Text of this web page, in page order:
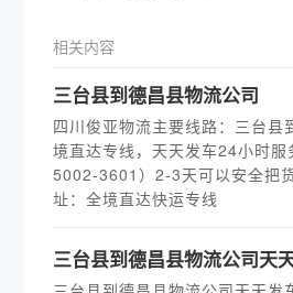
相关内容
三台县到德昌县物流公司
四川俊亚物流主要线路：三台县
境直达专线，天天发车24小时
5002-3601）2-3天可以安全把
址：全境直达快运专线
三台县到德昌县物流公司天